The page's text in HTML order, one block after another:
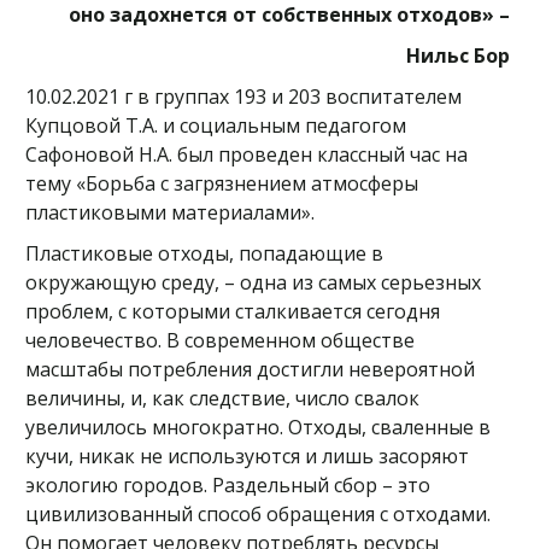
оно задохнется от собственных отходов» –
Нильс Бор
10.02.2021 г в группах 193 и 203 воспитателем
Купцовой Т.А. и социальным педагогом
Сафоновой Н.А. был проведен классный час на
тему «Борьба с загрязнением атмосферы
пластиковыми материалами».
Пластиковые отходы, попадающие в
окружающую среду, – одна из самых серьезных
проблем, с которыми сталкивается сегодня
человечество. В современном обществе
масштабы потребления достигли невероятной
величины, и, как следствие, число свалок
увеличилось многократно. Отходы, сваленные в
кучи, никак не используются и лишь засоряют
экологию городов. Раздельный сбор – это
цивилизованный способ обращения с отходами.
Он помогает человеку потреблять ресурсы